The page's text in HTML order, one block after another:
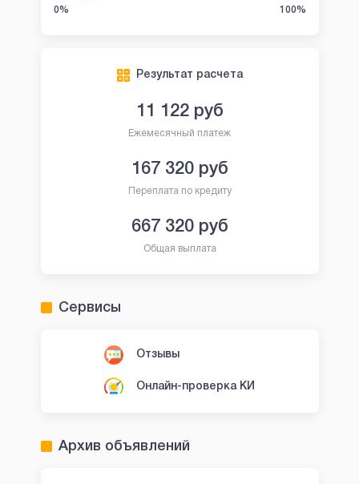
0% 100%
Результат расчета
11 122руб
Ежемесячный платеж
167 320руб
Переплата по кредиту
667 320руб
Общая выплата
Сервисы
Отзывы
Онлайн-проверка КИ
Архив объявлений